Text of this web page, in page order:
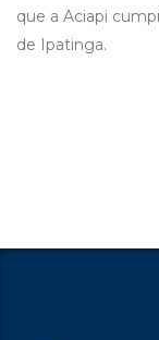
que a Aciapi
de Ipatinga.